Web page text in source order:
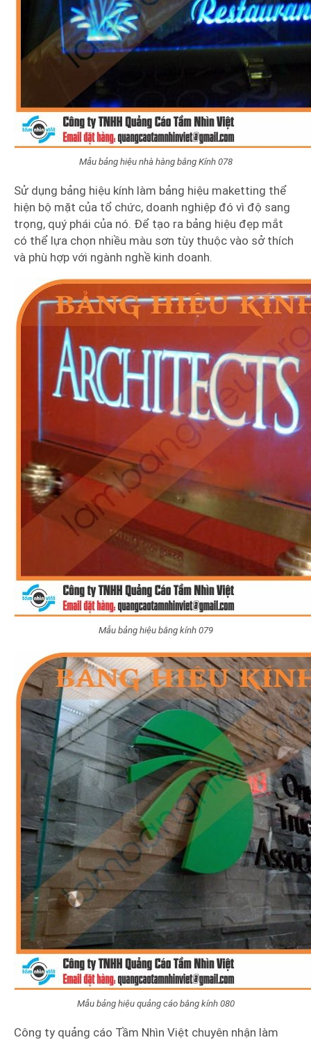
Mẫu bảng hiệu nhà hàng bằng Kính 078
Sử dụng bảng hiệu kính làm bảng hiệu maketting thể
hiện bộ mặt của tổ chức, doanh nghiệp đó vì độ sang
trọng, quý phái của nó. Để tạo ra bảng hiệu đẹp mắt
có thể lựa chọn nhiều màu sơn tùy thuộc vào sở thích
và phù hợp với ngành nghề kinh doanh.
Mẫu bảng hiệu bằng kính 079
Mẫu bảng hiệu quảng cáo bằng kính 080
Công ty quảng cáo Tầm Nhìn Việt chuyên nhận làm